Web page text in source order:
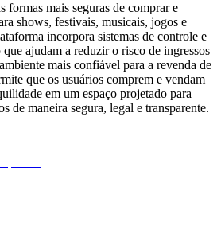
formas mais seguras de comprar e
shows, festivais, musicais, jogos e
incorpora sistemas de controle e
ajudam a reduzir o risco de ingressos
mais confiável para a revenda de
que os usuários comprem e vendam
em um espaço projetado para
de maneira segura, legal e transparente.